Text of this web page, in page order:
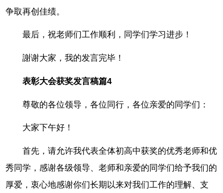
争取再创佳绩。
最后，祝老师们工作顺利，同学们学习进步！
謝谢大家，我的发言完毕！
表彰大会获奖发言稿篇4
尊敬的各位领导，各位同行，各位亲爱的同学们：
大家下午好！
首先，请允许我代表全体初高中获奖的优秀老师和优
秀同学，感谢各级领导、老师和亲爱的同学们给予我们的
厚爱，衷心地感谢你们长期以来对我们工作的理解、支